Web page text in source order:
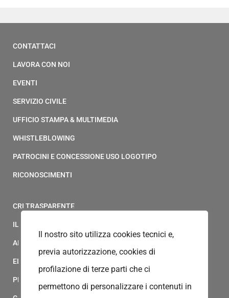
CONTATTACI
LAVORA CON NOI
EVENTI
SERVIZIO CIVILE
UFFICIO STAMPA & MULTIMEDIA
WHISTLEBLOWING
PATROCINI E CONCESSIONE USO LOGOTIPO
RICONOSCIMENTI
CRI TRASPARENTE
IL MODELLO 231 DELLA CROCE ROSSA ITALIANA
ALBO FORNITORI
ELENCO AVVOCATI
PRIVACY
Il nostro sito utilizza cookies tecnici e,
previa autorizzazione, cookies di
profilazione di terze parti che ci
permettono di personalizzare i contenuti in